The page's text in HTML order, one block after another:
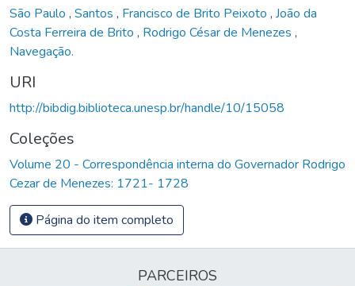
São Paulo , Santos , Francisco de Brito Peixoto , João da
Costa Ferreira de Brito , Rodrigo César de Menezes ,
Navegação.
URI
http://bibdig.biblioteca.unesp.br/handle/10/15058
Coleções
Volume 20 - Correspondência interna do Governador Rodrigo
Cezar de Menezes: 1721- 1728
Página do item completo
PARCEIROS